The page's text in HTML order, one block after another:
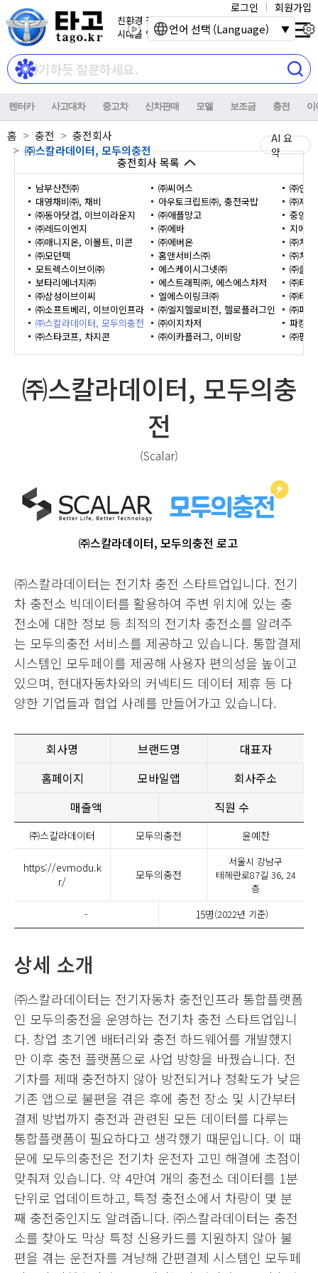
친환경 전기자동차
시대를 열어갑니다.
로그인 회원가입
렌터카 사고대차 중고차 신차판매 모델 보조금 충전 이
홈 충전
충전회사
㈜스칼라데이터, 모두의충전
AI 요
약
충전회사 목록
남부산전㈜
대영채비㈜, 채비
㈜동아닷컴, 이브이라운지
㈜레드이엔지
㈜매니지온, 이볼트, 미콘
㈜모던텍
모트렉스이브이㈜
보타리에너지㈜
㈜삼성이브이씨
㈜소프트베리, 이브이인프라
㈜스칼라데이터, 모두의충전
㈜스타코프, 차지콘
㈜씨어스
아우토크립트㈜, 충전국밥
㈜애플망고
㈜에바
㈜에버온
홈앤서비스㈜
에스케이시그넷㈜
에스트래픽㈜, 에스에스차저
엘에스이링크㈜
㈜엘지헬로비전, 헬로플러그인
㈜이지차저
㈜이카플러그, 이비랑
㈜인
㈜제
중앙
지에
㈜차지
㈜차
㈜클
㈜타
㈜티
㈜파
파킹
㈜펌
㈜스칼라데이터, 모두의충
전
(Scalar)
㈜스칼라데이터, 모두의충전 로고
㈜스칼라데이터는 전기차 충전 스타트업입니다. 전기
차 충전소 빅데이터를 활용하여 주변 위치에 있는 충
전소에 대한 정보 등 최적의 전기차 충전소를 알려주
는 모두의충전 서비스를 제공하고 있습니다. 통합결제
시스템인 모두페이를 제공해 사용자 편의성을 높이고
있으며, 현대자동차와의 커넥티드 데이터 제휴 등 다
양한 기업들과 협업 사례를 만들어가고 있습니다.
회사명 브랜드명
대표자
홈페이지
모바일앱
회사주소
매출액
직원 수
㈜스칼라데이터 모두의충전 윤예찬
https://evmodu.k
r/
모두의충전
서울시 강남구
테헤란로87길 36, 24
층
- 15명(2022년 기준)
상세 소개
㈜스칼라데이터는 전기자동차 충전인프라 통합플랫폼
인 모두의충전을 운영하는 전기차 충전 스타트업입니
다. 창업 초기엔 배터리와 충전 하드웨어를 개발했지
만 이후 충전 플랫폼으로 사업 방향을 바꿨습니다. 전
기차를 제때 충전하지 않아 방전되거나 정확도가 낮은
기존 앱으로 불편을 겪은 후에 충전 장소 및 시간부터
결제 방법까지 충전과 관련된 모든 데이터를 다루는
통합플랫폼이 필요하다고 생각했기 때문입니다. 이 때
문에 모두의충전은 전기차 운전자 고민 해결에 초점이
맞춰져 있습니다. 약 4만여 개의 충전소 데이터를 1분
단위로 업데이트하고, 특정 충전소에서 차량이 몇 분
째 충전중인지도 알려줍니다. ㈜스칼라데이터는 충전
소를 찾아도 막상 특정 신용카드를 지원하지 않아 불
편을 겪는 운전자를 겨냥해 간편결제 시스템인 모두페
언어 선택 (Language)